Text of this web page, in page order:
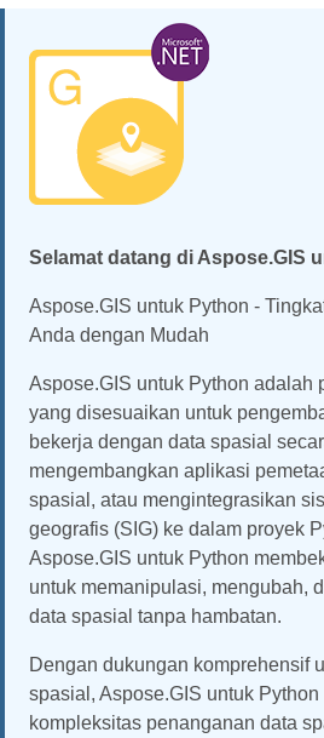
Selamat datang di Aspose.GIS
Aspose.GIS untuk Python -
Anda dengan Mudah
Aspose.GIS untuk Python adalah
yang disesuaikan untuk
bekerja dengan data spasial
mengembangkan aplikasi
spasial, atau mengintegrasikan
geografis (SIG) ke dalam proyek
Aspose.GIS untuk Python
untuk memanipulasi, mengubah,
data spasial tanpa hambatan.
Dengan dukungan komprehensif
spasial, Aspose.GIS untuk
kompleksitas penanganan data